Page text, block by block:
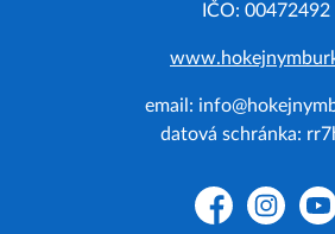
IČO: 00472492
email:
datová schránka:
FacebookInstagram